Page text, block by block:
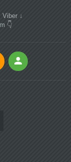
Viber ↓
👇